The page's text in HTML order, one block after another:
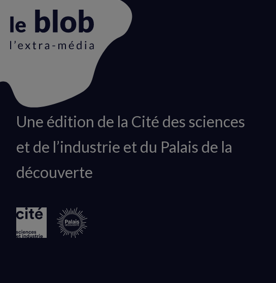
Animation
logo
Une édition de la Cité des sciences
et de l’industrie et du Palais de la
découverte